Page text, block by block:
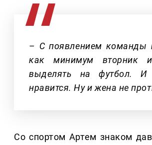
– С появлением команды
как минимум вторник и
выделять на футбол.
нравится. Ну и жена не
Со спортом Артем знаком